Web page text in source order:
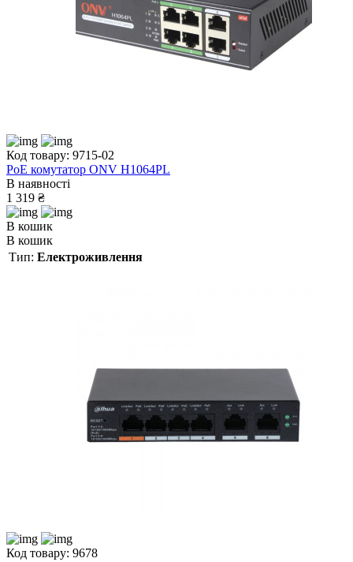
Код товару: 9715-02
PoE комутатор ONV H1064PL
В наявності
1 319 ₴
В кошик
В кошик
Тип: Електроживлення
Код товару: 9678